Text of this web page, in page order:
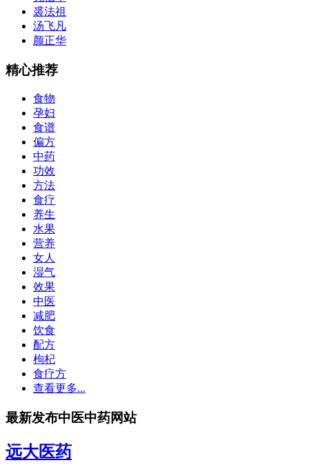
裘法祖
汤飞凡
颜正华
精心推荐
食物
孕妇
食谱
偏方
中药
功效
方法
食疗
养生
水果
营养
女人
湿气
效果
中医
减肥
饮食
配方
枸杞
食疗方
查看更多...
最新发布中医中药网站
远大医药